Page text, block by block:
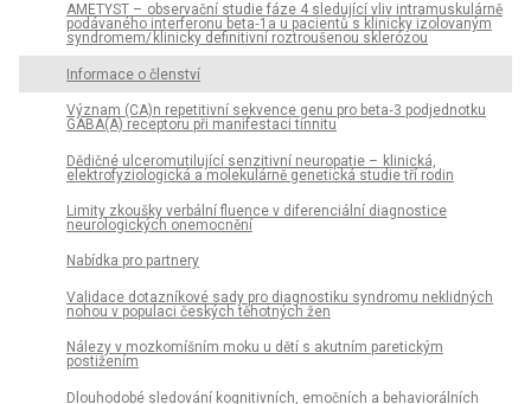
AMETYST – observační studie fáze 4 sledující vliv intramuskulárně
podávaného interferonu beta‑1a u pacientů s klinicky izolovaným
syndromem/ klinicky definitivní roztroušenou sklerózou
Informace o členství
Význam (CA)n repetitivní sekvence genu pro beta‑3 podjednotku
GABA(A) receptoru při manifestaci tinnitu
Dědičné ulceromutilující senzitivní neuropatie – klinická,
elektrofyziologická a molekulárně genetická studie tří rodin
Limity zkoušky verbální fluence v diferenciální dia­gnostice
neurologických onemocnění
Nabídka pro partnery
Validace dotazníkové sady pro dia­gnostiku syndromu neklidných
nohou v populaci českých těhotných žen
Nálezy v mozkomíšním moku u dětí s akutním paretickým
postižením
Dlouhodobé sledování kognitivních, emočních a behaviorálních